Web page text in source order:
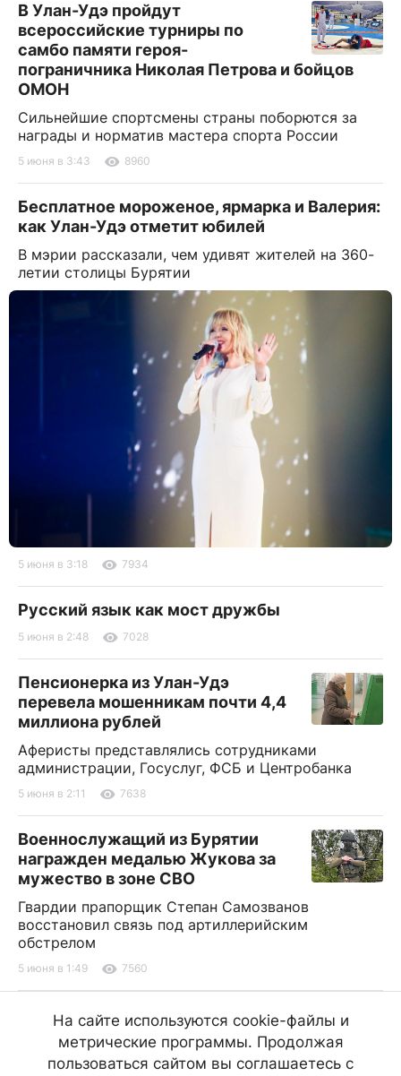
В Улан-Удэ пройдут
всероссийские турниры по
самбо памяти героя-
пограничника Николая Петрова и бойцов
ОМОН
Сильнейшие спортсмены страны поборются за
награды и норматив мастера спорта России
5 июня в 3:43 8960
Бесплатное мороженое, ярмарка и Валерия:
как Улан-Удэ отметит юбилей
В мэрии рассказали, чем удивят жителей на 360-
летии столицы Бурятии
5 июня в 3:18 7934
Русский язык как мост дружбы
5 июня в 2:48 7028
Пенсионерка из Улан-Удэ
перевела мошенникам почти 4,4
миллиона рублей
Аферисты представлялись сотрудниками
администрации, Госуслуг, ФСБ и Центробанка
5 июня в 2:11 7638
Военнослужащий из Бурятии
награжден медалью Жукова за
мужество в зоне СВО
Гвардии прапорщик Степан Самозванов
восстановил связь под артиллерийским
обстрелом
5 июня в 1:49 7560
Пьяный житель Бурятии устроил
стрельбу прямо на улице
Его задержали росгвардейцы
На сайте используются cookie-файлы и
метрические программы. Продолжая
пользоваться сайтом вы соглашаетесь с